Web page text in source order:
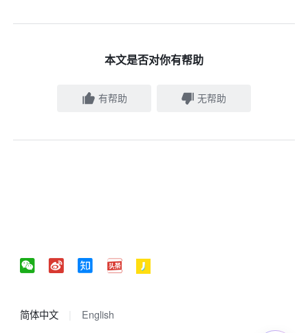
本文是否对你有帮助
有帮助 无帮助
简体中文 English